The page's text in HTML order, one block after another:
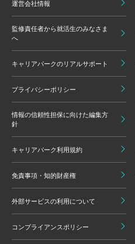
運営会社情報
監修責任者から就活生のみなさま
へ
キャリアパークのリアルサポート
プライバシーポリシー
情報の信頼性担保に向けた編集方
針
キャリアパーク利用規約
免責事項・知的財産権
外部サービスの利用について
コンプライアンスポリシー